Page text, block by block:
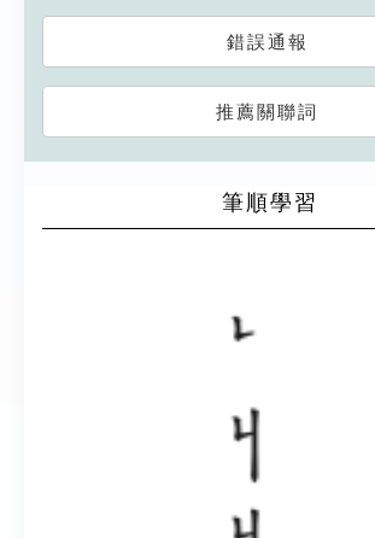
錯誤通報
推薦關聯詞
筆順學習